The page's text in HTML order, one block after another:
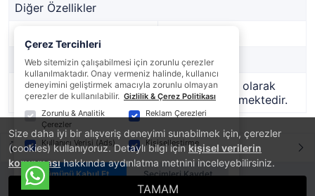
Size daha iyi bir alışveriş deneyimi sunabilmek için, çerezler
(cookies) kullanıyoruz. Detaylı bilgi içinkişisel verilerin
korunmasıhakkında aydınlatma metnini inceleyebilirsiniz.
TAMAM
Diğer Özellikler
Marka
-
Stok Durumu
Bu ürün geçici olarak
temin edilememektedir.
Ürün Yorumları
Çerez Tercihleri
Web sitemizin çalışabilmesi için zorunlu çerezler
kullanılmaktadır. Onay vermeniz halinde, kullanıcı
deneyimini geliştirmek amacıyla zorunlu olmayan
çerezler de kullanılabilir. Gizlilik & Çerez Politikası
Zorunlu & Analitik
Çerezler
Reklam Çerezleri
Kullanıcı Verisi (Ads) Kişiselleştirme
Tümünü Kabul Et Seçimleri Kaydet